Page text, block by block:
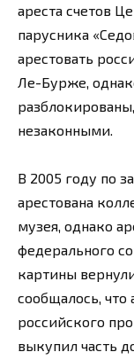
ареста счетов
парусника
арестовать
Ле-Бурже,
незаконными.
В 2005 году по
арестована
музея, однако
федерального
картины
сообщалось,
российского
выкупил часть